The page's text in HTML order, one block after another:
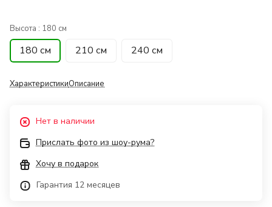
Высота : 180 см
180 см 210 см 240 см
ХарактеристикиОписание
Нет в наличии
Прислать фото из шоу-рума?
Хочу в подарок
Гарантия 12 месяцев